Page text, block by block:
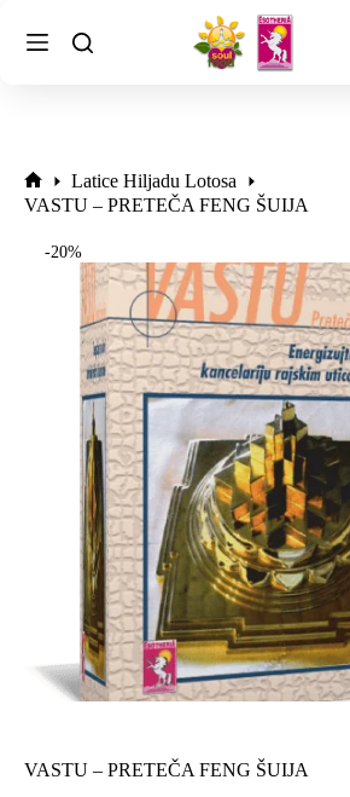
Latice Hiljadu Lotosa
VASTU – PRETEČA FENG ŠUIJA
-20%
VASTU – PRETEČA FENG ŠUIJA